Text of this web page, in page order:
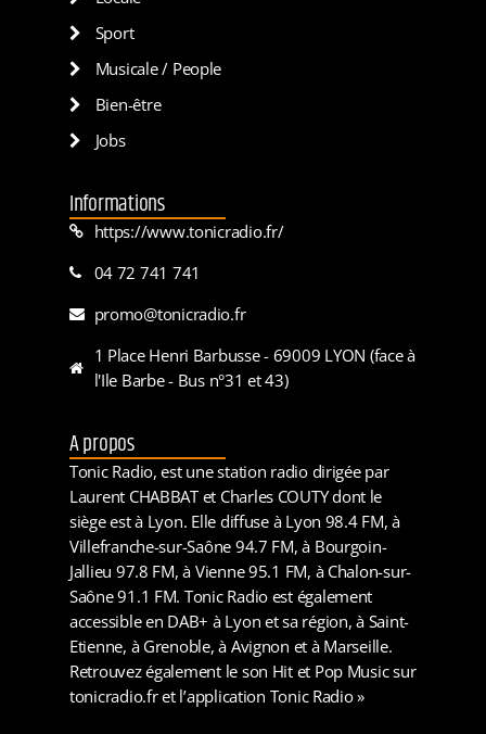
Sport
Musicale / People
Bien-être
Jobs
Informations
https://www.tonicradio.fr/
04 72 741 741
promo@tonicradio.fr
1 Place Henri Barbusse - 69009 LYON (face à
l'Ile Barbe - Bus n°31 et 43)
A propos
Tonic Radio, est une station radio dirigée par
Laurent CHABBAT et Charles COUTY dont le
siège est à Lyon. Elle diffuse à Lyon 98.4 FM, à
Villefranche-sur-Saône 94.7 FM, à Bourgoin-
Jallieu 97.8 FM, à Vienne 95.1 FM, à Chalon-sur-
Saône 91.1 FM. Tonic Radio est également
accessible en DAB+ à Lyon et sa région, à Saint-
Etienne, à Grenoble, à Avignon et à Marseille.
Retrouvez également le son Hit et Pop Music sur
tonicradio.fr et l’application Tonic Radio »